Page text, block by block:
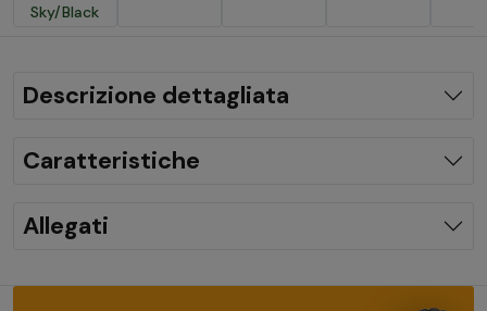
Sky/Black
Descrizione dettagliata
Caratteristiche
Allegati